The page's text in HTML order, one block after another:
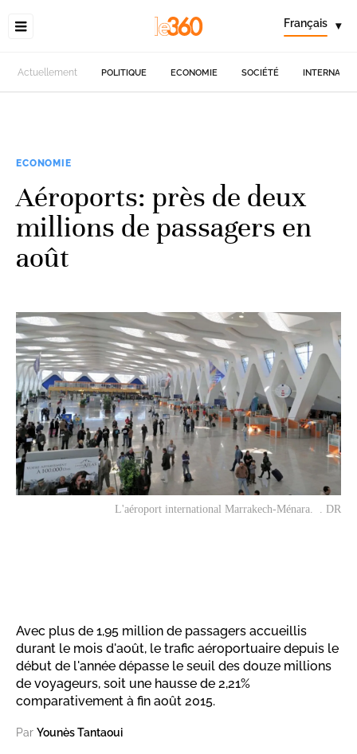
Français ▾
Actuellement POLITIQUE ECONOMIE SOCIÉTÉ
ECONOMIE
Aéroports: près de deux
millions de passagers en
août
L'aéroport international Marrakech-Ménara. . DR
Avec plus de 1,95 million de passagers accueillis
durant le mois d'août, le trafic aéroportuaire depuis le
début de l'année dépasse le seuil des douze millions
de voyageurs, soit une hausse de 2,21%
comparativement à fin août 2015.
Par Younès Tantaoui